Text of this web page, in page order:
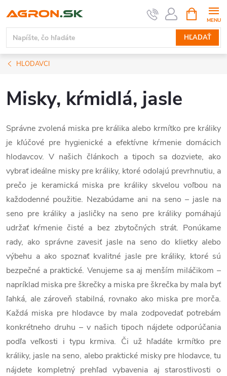
na
obsah
HĽADAŤ
KOŠÍK
HLODAVCI
Misky, kŕmidlá, jasle
Správne zvolená miska pre králika alebo krmítko pre králiky
je kľúčové pre hygienické a efektívne kŕmenie domácich
hlodavcov. V našich článkoch a tipoch sa dozviete, ako
vybrať ideálne misky pre králiky, ktoré odolajú prevrhnutiu, a
prečo je keramická miska pre králiky skvelou voľbou na
každodenné použitie. Nezabúdame ani na seno – jasle na
seno pre králiky a jasličky na seno pre králiky pomáhajú
udržať kŕmenie čisté a bez zbytočných strát. Ponúkame
rady, ako správne zavesiť jasle na seno do klietky alebo
výbehu a ako spoznať kvalitné jasle pre králiky, ktoré sú
bezpečné a praktické. Venujeme sa aj menším miláčikom –
napríklad miska pre škrečky a miska pre škrečka by mala byť
ľahká, ale zároveň stabilná, rovnako ako miska pre morča.
Každá miska pre hlodavce by mala zodpovedať potrebám
konkrétneho druhu – v našich tipoch nájdete odporúčania
podľa veľkosti i typu krmiva. Či už hľadáte krmítko pre
králiky, jasle na seno, alebo praktické misky pre hlodavce, tu
nájdete kompletný prehľad vybavenia aj starostlivosti o